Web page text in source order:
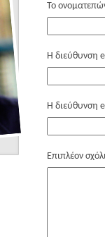
Το
Η διεύθυνση
Η διεύθυνση
Επιπλέον